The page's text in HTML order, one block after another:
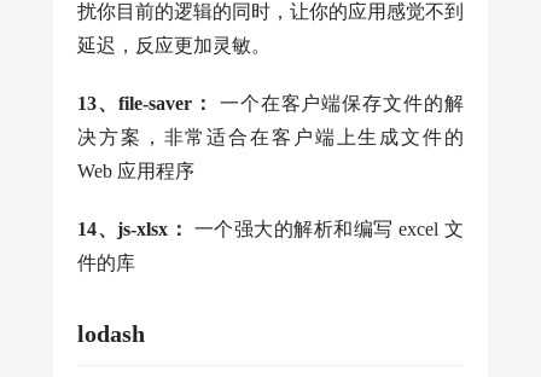
扰你目前的逻辑的同时，让你的应用感觉不到
延迟，反应更加灵敏。
13、file-saver：
一个在客户端保存文件的解
决方案，非常适合在客户端上生成文件的
Web 应用程序
14、js-xlsx：
一个强大的解析和编写 excel 文
件的库
lodash